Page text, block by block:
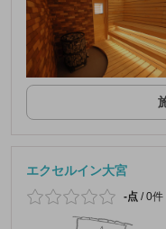
エクセルイン大宮
-点 /0件